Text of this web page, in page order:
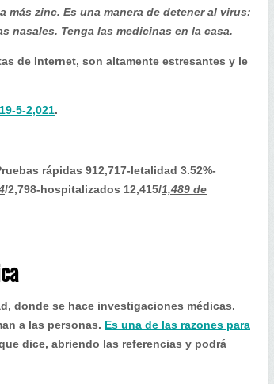
zinc. Es una manera de detener al virus:
nasales. Tenga las medicinas en la casa.
de Internet, son altamente estresantes y le
5-2,021.
rápidas 912,717-letalidad 3.52%-
/2,798-hospitalizados 12,415/1,489 de
donde se hace investigaciones médicas.
a las personas. Es una de las razones para
dice, abriendo las referencias y podrá